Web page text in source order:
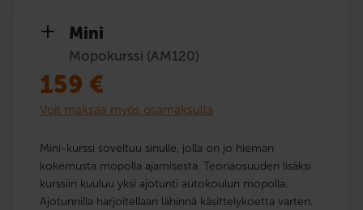
Mini
Mopokurssi (AM120)
159 €
Voit maksaa myös osamaksulla
Mini-kurssi soveltuu sinulle, jolla on jo hieman
kokemusta mopolla ajamisesta. Teoriaosuuden lisäksi
kurssiin kuuluu yksi ajotunti autokoulun mopolla.
Ajotunnilla harjoitellaan lähinnä käsittelykoetta varten.